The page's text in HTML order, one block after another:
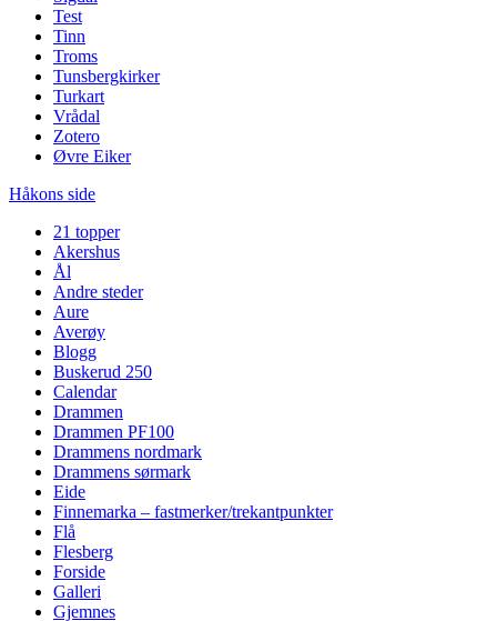
Test
Tinn
Troms
Tunsbergkirker
Turkart
Vrådal
Zotero
Øvre Eiker
Håkons side
21 topper
Akershus
Ål
Andre steder
Aure
Averøy
Blogg
Buskerud 250
Calendar
Drammen
Drammen PF100
Drammens nordmark
Drammens sørmark
Eide
Finnemarka – fastmerker/trekantpunkter
Flå
Flesberg
Forside
Galleri
Gjemnes